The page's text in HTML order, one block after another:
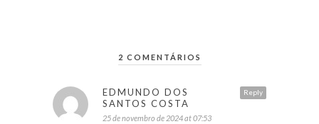
2 COMENTÁRIOS
Reply
EDMUNDO DOS
SANTOS COSTA
25 de novembro de 2024 at 07:53